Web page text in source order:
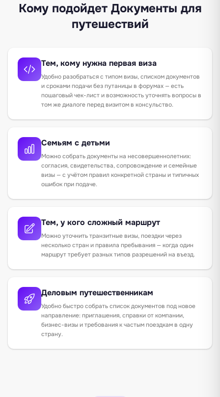
Кому подойдет Документы для
путешествий
Тем, кому нужна первая виза
Удобно разобраться с типом визы, списком документов
и сроками подачи без путаницы в форумах — есть
пошаговый чек-лист и возможность уточнять вопросы в
том же диалоге перед визитом в консульство.
Семьям с детьми
Можно собрать документы на несовершеннолетних:
согласия, свидетельства, сопровождение и семейные
визы — с учётом правил конкретной страны и типичных
ошибок при подаче.
Тем, у кого сложный маршрут
Можно уточнить транзитные визы, поездки через
несколько стран и правила пребывания — когда один
маршрут требует разных типов разрешений на въезд.
Деловым путешественникам
Удобно быстро собрать список документов под новое
направление: приглашения, справки от компании,
бизнес-визы и требования к частым поездкам в одну
страну.